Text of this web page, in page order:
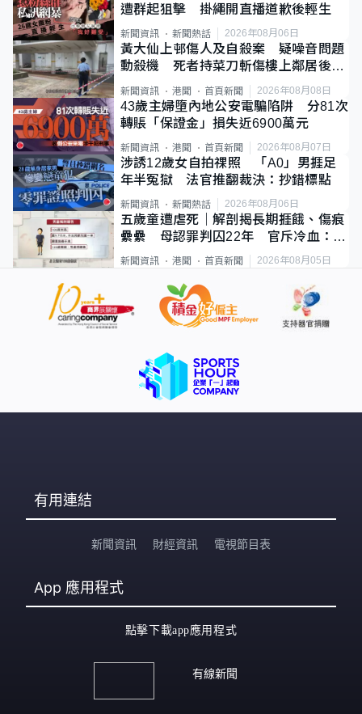
遭群起狙擊 掛繩開直播道歉後輕生
新聞資訊 新聞熱話 2026年08月06日
黃大仙上邨傷人及自殺案 疑噪音問題
動殺機 死者持菜刀斬傷樓上鄰居後墮
新聞資訊 港聞 首頁新聞 2026年08月08日
43歲主婦墮內地公安電騙陷阱 分81次
轉賬「保證金」損失近6900萬元
新聞資訊 港聞 首頁新聞 2026年08月07日
涉誘12歲女自拍祼照 「A0」男捱足
年半冤獄 法官推翻裁決：抄錯標點
新聞資訊 新聞熱話 2026年08月06日
五歲童遭虐死｜解剖揭長期捱餓、傷痕
纍纍 母認罪判囚22年 官斥冷血：同
類案最惡劣
新聞資訊 港聞 首頁新聞 2026年08月05日
有用連結
新聞資訊 財經資訊 電視節目表
App 應用程式
點擊下載app應用程式
有線新聞